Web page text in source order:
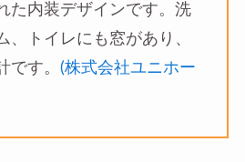
た内装デザインです。洗
、トイレにも窓があり、
です。 (株式会社ユニホー